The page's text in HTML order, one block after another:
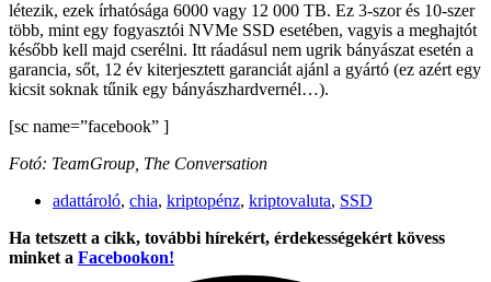
létezik, ezek írhatósága 6000 vagy 12 000 TB. Ez 3-szor és 10-szer
több, mint egy fogyasztói NVMe SSD esetében, vagyis a meghajtót
később kell majd cserélni. Itt ráadásul nem ugrik bányászat esetén a
garancia, sőt, 12 év kiterjesztett garanciát ajánl a gyártó (ez azért egy
kicsit soknak tűnik egy bányászhardvernél…).
[sc name=”facebook” ]
Fotó: TeamGroup, The Conversation
adattároló, chia, kriptopénz, kriptovaluta, SSD
Ha tetszett a cikk, további hírekért, érdekességekért kövess
minket a Facebookon!